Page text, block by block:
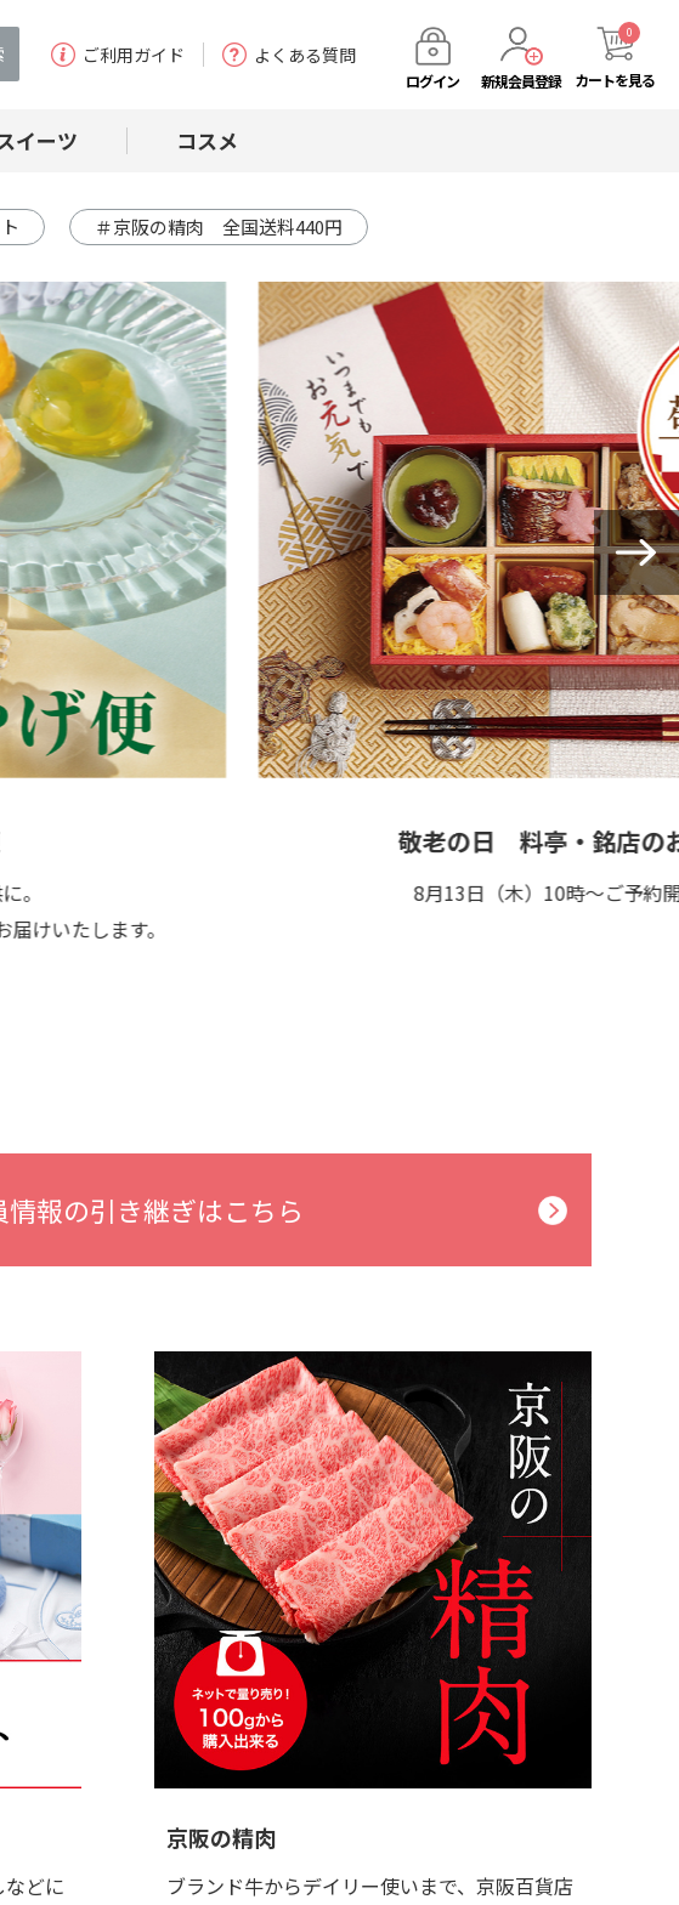
ご利用ガイド よくある質問
ログイン 新規会員登録 カートを見る
0
イーツ コスメ
＃京阪の精肉 全国送料440円
たします。
敬老の日 料亭・銘店のお弁
8月13日（木）10時～ご予約開始！
報の引き継ぎはこちら
どに
京阪の精肉
ブランド牛からデイリー使いまで、京阪百貨店